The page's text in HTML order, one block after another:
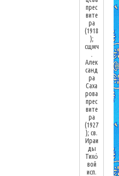
прес
вите
ра
(1918
);
сщмч
.
Алек
санд
ра
Саха
рова
прес
вите
ра
(1927
); св.
Ираи
ды
Тихо́
вой
исп.